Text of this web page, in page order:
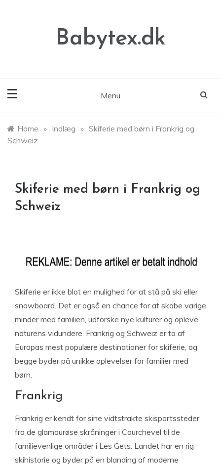
Babytex.dk
Menu
Home » Indlæg » Skiferie med børn i Frankrig og
Schweiz
Skiferie med børn i Frankrig og
Schweiz
Skiferie er ikke blot en mulighed for at stå på ski eller
snowboard. Det er også en chance for at skabe varige
minder med familien, udforske nye kulturer og opleve
naturens vidundere. Frankrig og Schweiz er to af
Europas mest populære destinationer for skiferie, og
begge byder på unikke oplevelser for familier med
børn.
Frankrig
Frankrig er kendt for sine vidtstrakte skisportssteder,
fra de glamourøse skråninger i Courchevel til de
familievenlige områder i Les Gets. Landet har en rig
skihistorie og byder på en blanding af moderne